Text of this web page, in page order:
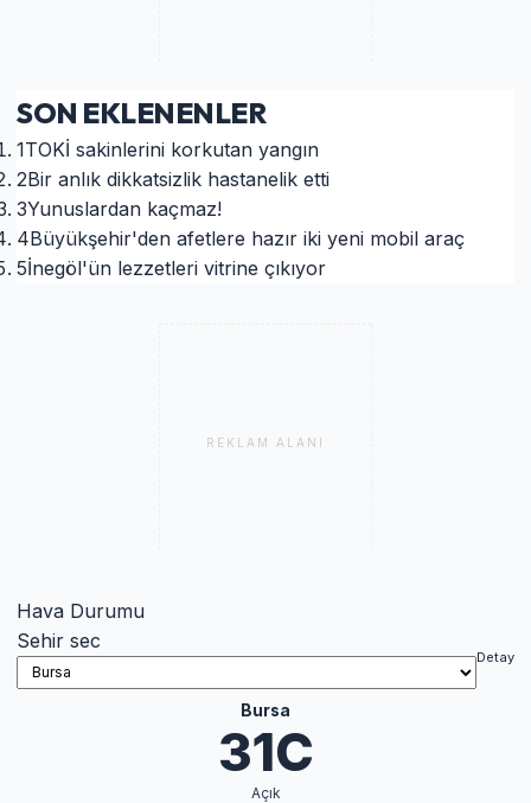
SON EKLENENLER
1TOKİ sakinlerini korkutan yangın
2Bir anlık dikkatsizlik hastanelik etti
3Yunuslardan kaçmaz!
4Büyükşehir'den afetlere hazır iki yeni mobil araç
5İnegöl'ün lezzetleri vitrine çıkıyor
REKLAM ALANI
Hava Durumu
Sehir sec
Detay
Bursa
31C
Açık